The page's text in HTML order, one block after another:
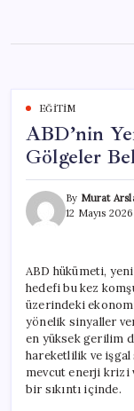
content
EĞITIM
ABD’nin
Gölgeler
By Murat
12 Mayıs 2026
ABD hükümeti,
hedefi bu kez
üzerindeki
yönelik sinyaller
en yüksek gerilim
hareketlilik ve işgal
mevcut enerji krizi
bir sıkıntı içinde.